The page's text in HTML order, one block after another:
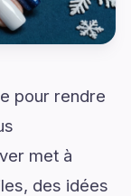
pour rendre
met à
des idées